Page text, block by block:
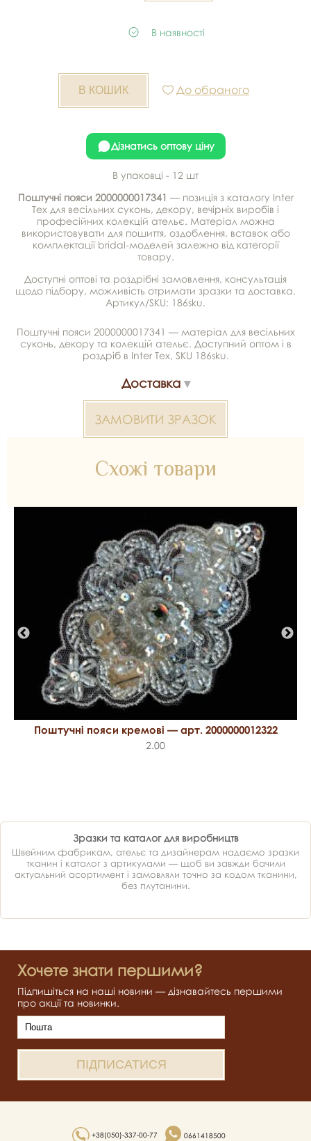
В наявності
До обраного
Дізнатись оптову ціну
В упаковці - 12 шт
Поштучні пояси 2000000017341 — позиція з каталогу Inter
Tex для весільних суконь, декору, вечірніх виробів і
професійних колекцій ательє. Матеріал можна
використовувати для пошиття, оздоблення, вставок або
комплектації bridal-моделей залежно від категорії
товару.
Доступні оптові та роздрібні замовлення, консультація
щодо підбору, можливість отримати зразки та доставка.
Артикул/SKU: 186sku.
Поштучні пояси 2000000017341 — матеріал для весільних
суконь, декору та колекцій ательє. Доступний оптом і в
роздріб в Inter Tex, SKU 186sku.
Доставка
ЗАМОВИТИ ЗРАЗОК
Схожі товари
Поштучні пояси кремові — арт. 2000000012322
2.00
Зразки та каталог для виробництв
Швейним фабрикам, ательє та дизайнерам надаємо зразки
тканин і каталог з артикулами — щоб ви завжди бачили
актуальний асортимент і замовляли точно за кодом тканини,
без плутанини.
Хочете знати першими?
Підпишіться на наші новини — дізнавайтесь першими
про акції та новинки.
+38(050)-337-00-77 0661418500